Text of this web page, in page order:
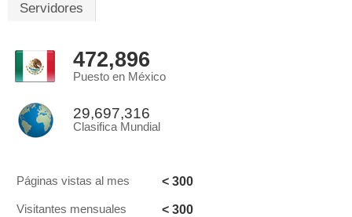
Servidores
472,896
Puesto en México
29,697,316
Clasifica Mundial
Páginas vistas al mes < 300
Visitantes mensuales < 300